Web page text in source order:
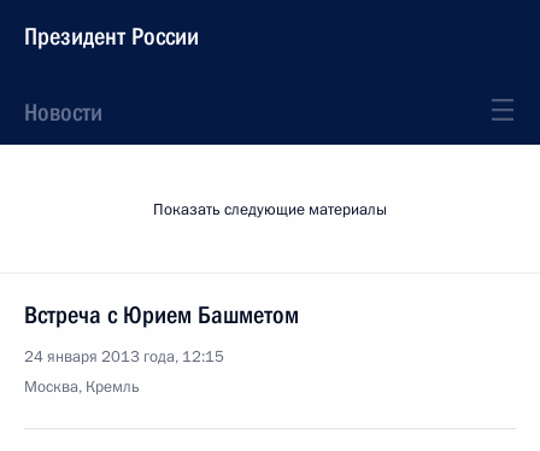
Президент России
Новости
Показать следующие материалы
Встреча с Юрием Башметом
24 января 2013 года, 12:15
Москва, Кремль